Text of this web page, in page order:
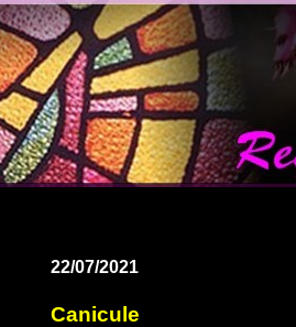
22/07/2021
Canicule